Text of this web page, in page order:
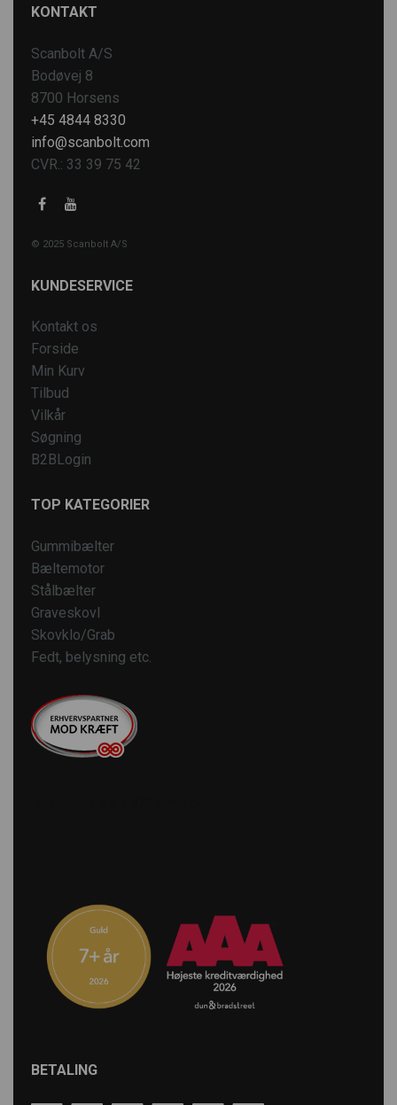
KONTAKT
Scanbolt A/S
Bodøvej 8
8700 Horsens
+45 4844 8330
info@scanbolt.com
CVR.: 33 39 75 42
© 2025 Scanbolt A/S
KUNDESERVICE
Kontakt os
Forside
Min Kurv
Tilbud
Vilkår
Søgning
B2BLogin
TOP KATEGORIER
Gummibælter
Bæltemotor
Stålbælter
Graveskovl
Skovklo/Grab
Fedt, belysning etc.
BETALING